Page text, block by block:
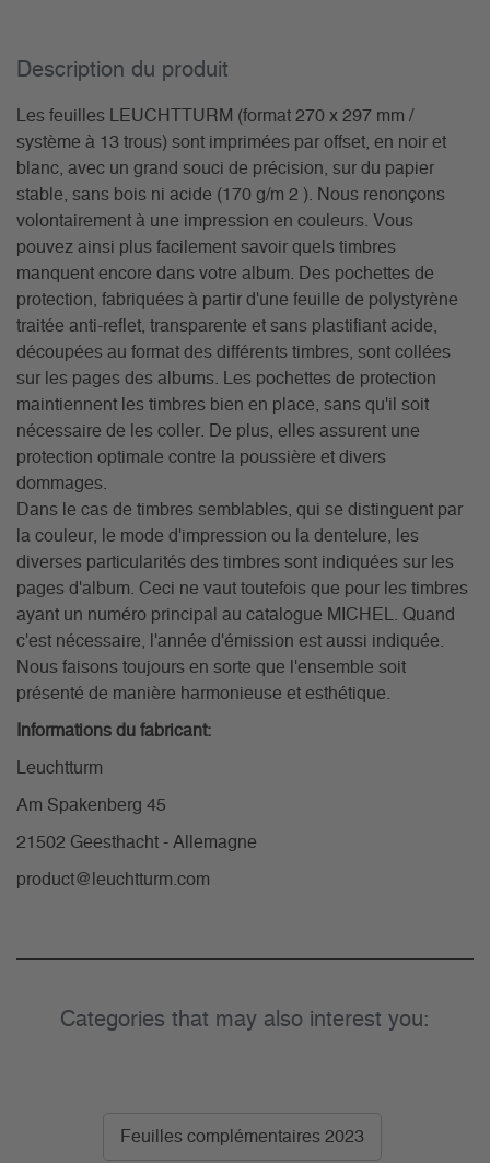
Description du­ produit
Les feuilles LEUCHTTURM (format 270 x 297 mm /
système à 13 trous) sont imprimées par offset, en noir et
blanc, avec un grand souci de précision, sur du papier
stable, sans bois ni acide (170 g/m 2 ). Nous renonçons
volontairement à une impression en couleurs. Vous
pouvez ainsi plus facilement savoir quels timbres
manquent encore dans votre album. Des pochettes de
protection, fabriquées à partir d'une feuille de polystyrène
traitée anti-reflet, transparente et sans plastifiant acide,
découpées au format des différents timbres, sont collées
sur les pages des albums. Les pochettes de protection
maintiennent les timbres bien en place, sans qu'il soit
nécessaire de les coller. De plus, elles assurent une
protection optimale contre la poussière et divers
dommages.
Dans le cas de timbres semblables, qui se distinguent par
la couleur, le mode d'impression ou la dentelure, les
diverses particularités des timbres sont indiquées sur les
pages d'album. Ceci ne vaut toutefois que pour les timbres
ayant un numéro principal au catalogue MICHEL. Quand
c'est nécessaire, l'année d'émission est aussi indiquée.
Nous faisons toujours en sorte que l'ensemble soit
présenté de manière harmonieuse et esthétique.
Informations du fabricant:
Leuchtturm
Am Spakenberg 45
21502 Geesthacht - Allemagne
product@leuchtturm.com
Categories that may also interest you:
Feuilles complémentaires 2023